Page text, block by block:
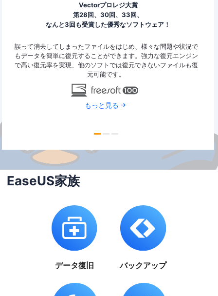
Vectorプロレジ大賞
第28回、30回、33回、
なんと3回も受賞した優秀なソフトウェア！
誤って消去してしまったファイルをはじめ、様々な問題や状況で
もデータを簡単に復元することができます。強力な復元エンジン
で高い復元率を実現、他のソフトでは復元できないファイルも復
元可能です。
もっと見る
EaseUS家族
データ復旧 バックアップ